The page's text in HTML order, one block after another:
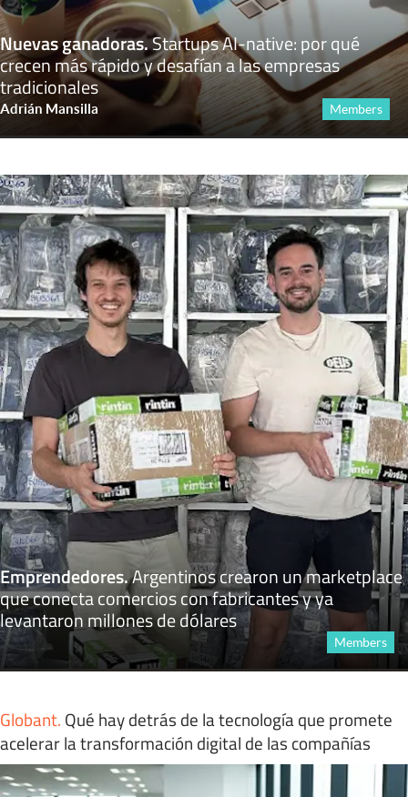
Nuevas ganadoras.Startups AI-native: por qué
crecen más rápido y desafían a las empresas
tradicionales
Adrián Mansilla Members
Emprendedores.Argentinos crearon un marketplace
que conecta comercios con fabricantes y ya
levantaron millones de dólares
Members
Globant. Qué hay detrás de la tecnología que promete
acelerar la transformación digital de las compañías